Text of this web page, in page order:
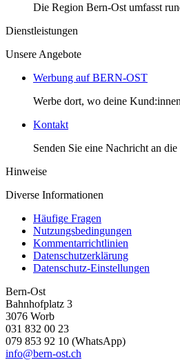
Die Region Bern-Ost umfasst
Dienstleistungen
Unsere Angebote
Werbung auf BERN-OST
Werbe dort, wo deine
Kontakt
Senden Sie eine Nachricht an
Hinweise
Diverse Informationen
Häufige Fragen
Nutzungsbedingungen
Kommentarrichtlinien
Datenschutzerklärung
Datenschutz-Einstellungen
Bern-Ost
Bahnhofplatz 3
3076 Worb
031 832 00 23
079 853 92 10 (WhatsApp)
info@bern-ost.ch